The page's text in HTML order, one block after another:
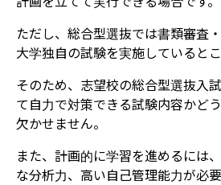
ただし、総合型選抜では書類審査
大学独自の試験を実施しているとこ
そのため、志望校の総合型選抜入
て自力で対策できる試験内容かど
欠かせません。
また、計画的に学習を進めるには
な分析力、高い自己管理能力が必要